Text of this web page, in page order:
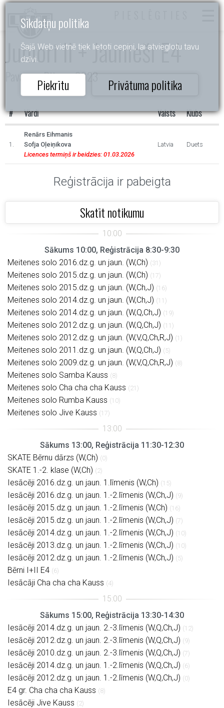
Sīkdatņu politika
Šajā Web vietnē tiek lietoti cepiņi, lai atvieglotu tavu
dzīvi.
Piekrītu Privātuma politika
Juniori II + Jaunieši E4
Pavasara Ritmos 2023
# Vārdi Valsts Klubs
1.
Renārs Eihmanis
Sofja Oļeiņikova
Licences termiņš ir beidzies: 01.03.2026
Latvia Duets
Reģistrācija ir pabeigta
Skatīt notikumu
Sākums 10:00, Reģistrācija 8:30-9:30
Meitenes solo 2016.dz.g. un jaun. (W,Ch) (31)
Meitenes solo 2015.dz.g. un jaun. (W,Ch) (17)
Meitenes solo 2015.dz.g. un jaun. (W,Ch,J) (16)
Meitenes solo 2014.dz.g. un jaun. (W,Ch,J) (11)
Meitenes solo 2014.dz.g. un jaun. (W,Q,Ch,J) (19)
Meitenes solo 2012.dz.g. un jaun. (W,Q,Ch,J) (11)
Meitenes solo 2012.dz.g. un jaun. (W,V,Q,Ch,R,J) (1)
Meitenes solo 2011.dz.g. un jaun. (W,Q,Ch,J) (5)
Meitenes solo 2009.dz.g. un jaun. (W,V,Q,Ch,R,J) (8)
Meitenes solo Samba Kauss (8)
Meitenes solo Cha cha cha Kauss (21)
Meitenes solo Rumba Kauss (10)
Meitenes solo Jive Kauss (17)
Sākums 13:00, Reģistrācija 11:30-12:30
SKATE Bērnu dārzs (W,Ch) (0)
SKATE 1.-2. klase (W,Ch) (2)
Iesācēji 2016.dz.g. un jaun. 1.līmenis (W,Ch) (15)
Iesācēji 2016.dz.g. un jaun. 1.-2.līmenis (W,Ch,J) (9)
Iesācēji 2015.dz.g. un jaun. 1.-2.līmenis (W,Ch) (16)
Iesācēji 2015.dz.g. un jaun. 1.-2.līmenis (W,Ch,J) (7)
Iesācēji 2014.dz.g. un jaun. 1.-2.līmenis (W,Ch,J) (10)
Iesācēji 2013.dz.g. un jaun. 1.-2.līmenis (W,Ch,J) (10)
Iesācēji 2012.dz.g. un jaun. 1.-2.līmenis (W,Ch,J) (5)
Bērni I+II E4 (6)
Iesācāji Cha cha cha Kauss (4)
Sākums 15:00, Reģistrācija 13:30-14:30
Iesācēji 2014.dz.g. un jaun. 2.-3.līmenis (W,Q,Ch,J) (12)
Iesācēji 2012.dz.g. un jaun. 2.-3.līmenis (W,Q,Ch,J) (9)
Iesācēji 2010.dz.g. un jaun. 2.-3.līmenis (W,Q,Ch,J) (7)
Iesācēji 2014.dz.g. un jaun. 1.-2.līmenis (W,Q,Ch,J) (6)
Iesācēji 2012.dz.g. un jaun. 1.-2.līmenis (W,Q,Ch,J) (0)
E4 gr. Cha cha cha Kauss (8)
Iesācēji Jive Kauss (2)